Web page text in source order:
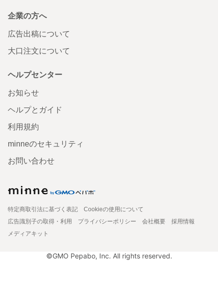
企業の方へ
広告出稿について
大口注文について
ヘルプセンター
お知らせ
ヘルプとガイド
利用規約
minneのセキュリティ
お問い合わせ
特定商取引法に基づく表記
Cookieの使用について
広告識別子の取得・利用
プライバシーポリシー 会社概要
採用情報
メディアキット
©GMO Pepabo, Inc. All rights reserved.